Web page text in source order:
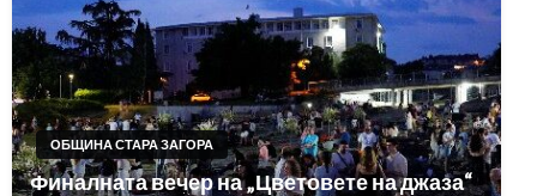
ОБЩИНА СТАРА ЗАГОРА
Финалната вечер на „Цветовете на джаза“